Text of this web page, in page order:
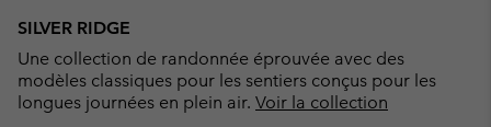
SILVER RIDGE
Une collection de randonnée éprouvée avec des
modèles classiques pour les sentiers conçus pour les
longues journées en plein air. Voir la collection